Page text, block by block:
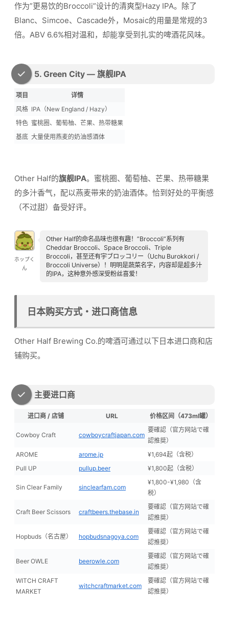
作为”更易饮的Broccoli”设计的清爽型Hazy IPA。除了
Blanc、Simcoe、Cascade外，Mosaic的用量是常规的3
倍。ABV 6.6%相对温和，却能享受到扎实的啤酒花风味。
5. Green City — 旗舰IPA
项目
详情
风格 IPA（New England / Hazy）
特色 蜜桃圈、葡萄柚、芒果、热带糖果
基底 大量使用燕麦的奶油感酒体
Other Half的旗舰IPA。蜜桃圈、葡萄柚、芒果、热带糖果
的多汁香气，配以燕麦带来的奶油酒体。恰到好处的平衡感
（不过甜）备受好评。
ホップく
ん
Other Half的命名品味也很有趣！”Broccoli”系列有
Cheddar Broccoli、Space Broccoli、Triple
Broccoli，甚至还有宇ブロッコリー（Uchu Burokkori /
Broccoli Universe）！明明是蔬菜名字，内容却是超多汁
的IPA，这种意外感深受粉丝喜爱！
日本购买方式・进口商信息
Other Half Brewing Co.的啤酒可通过以下日本进口商和店
铺购买。
主要进口商
进口商 / 店铺 URL 价格区间（473ml罐）
Cowboy Craft cowboycraftjapan.com
要確認（官方网站で確
認推奨）
AROME
arome.jp
¥1,694起（含税）
Pull UP
pullup.beer ¥1,800起（含税）
Sin Clear Family sinclearfam.com
¥1,800-¥1,980（含
税）
Craft Beer Scissors craftbeers.thebase.in
要確認（官方网站で確
認推奨）
Hopbuds（名古屋） hopbudsnagoya.com
要確認（官方网站で確
認推奨）
Beer OWLE beerowle.com
要確認（官方网站で確
認推奨）
WITCH CRAFT
MARKET
witchcraftmarket.com
要確認（官方网站で確
認推奨）